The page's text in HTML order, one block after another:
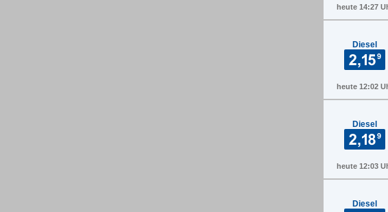
heute 14:27
Diesel
heute 12:02
Diesel
heute 12:03
Diesel